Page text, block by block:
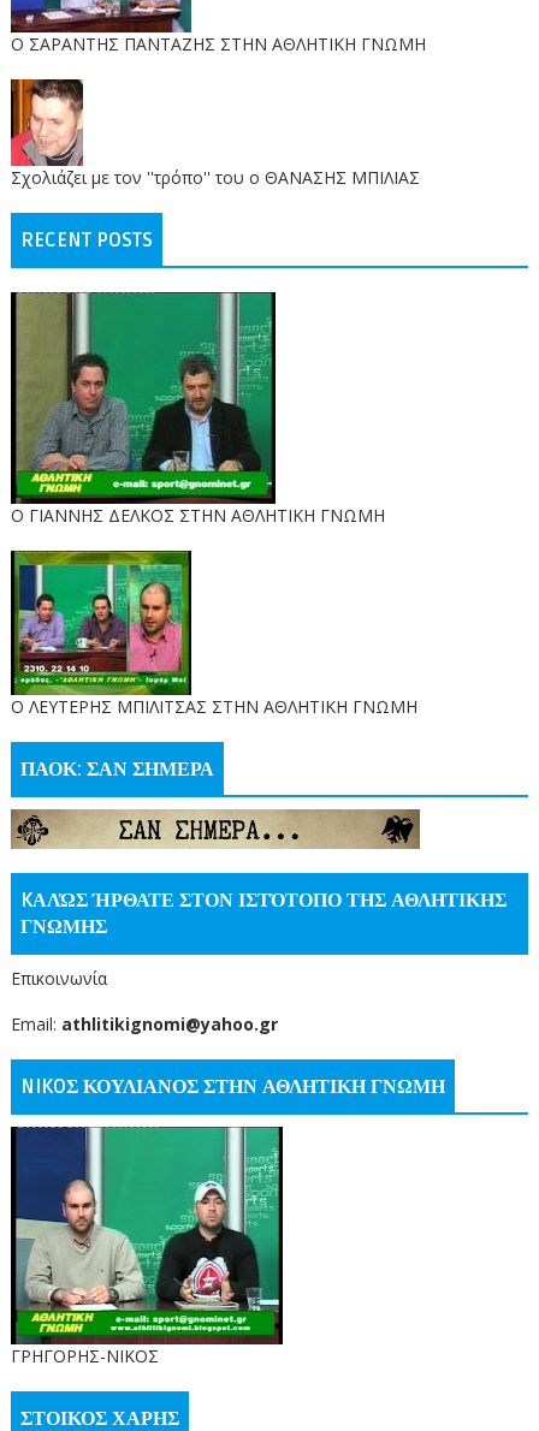
O ΣΑΡΑΝΤΗΣ ΠΑΝΤΑΖΗΣ ΣΤΗΝ ΑΘΛΗΤΙΚΗ ΓΝΩΜΗ
Σχολιάζει με τον ''τρόπο'' του ο ΘΑΝΑΣΗΣ ΜΠΙΛΙΑΣ
RECENT POSTS
Ο ΓΙΑΝΝΗΣ ΔΕΛΚΟΣ ΣΤΗΝ ΑΘΛΗΤΙΚΗ ΓΝΩΜΗ
O ΛΕΥΤΕΡΗΣ ΜΠΙΛΙΤΣΑΣ ΣΤΗΝ ΑΘΛΗΤΙΚΗ ΓΝΩΜΗ
ΠΑΟΚ: ΣΑΝ ΣΗΜΕΡΑ
KΑΛΏΣ ΉΡΘΑΤΕ ΣΤΟΝ ΙΣΤΌΤΟΠΟ ΤΗΣ ΑΘΛΗΤΙΚΗΣ
ΓΝΩΜΗΣ
Επικοινωνία
Email: athlitikignomi@yahoo.gr
NIKOΣ ΚΟΥΛΙΑΝΟΣ ΣΤΗΝ ΑΘΛΗΤΙΚΗ ΓΝΩΜΗ
ΓΡΗΓΟΡΗΣ-ΝΙΚΟΣ
ΣΤΟΙΚΟΣ ΧΑΡΗΣ